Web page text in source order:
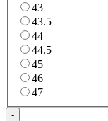
43
43.5
44
44.5
45
46
47
-